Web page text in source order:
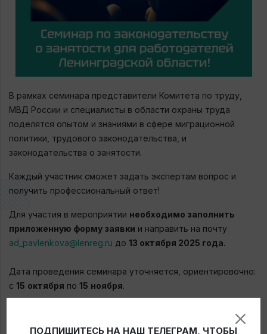
В рамках семинара представители Комитета по труду,
МВД России и специалисты в области охраны труда
поделятся опытом и знаниями в сфере миграционной
политики, трудового законодательства, и
законодательства о занятости.
Каждый участник сможет задать экспертам вопрос и
получить профессиональный ответ!
Для участия в мероприятии необходимо заполнить
приложенную форму заявки и направить на почту
ad_pavlenkova@lenreg.ru до 13 октября 2025 года.
Дата проведения семинара уточняется, ориентировочно:
с 15 октября по 15 ноября.
Вход:свободный.
ПОДПИШИТЕСЬ НА НАШ ТЕЛЕГРАМ, ЧТОБЫ